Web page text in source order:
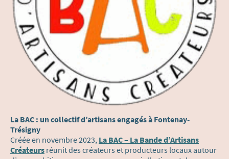
La BAC : un collectif d’artisans engagés à Fontenay-
Trésigny
Créée en novembre 2023, La BAC – La Bande d’Artisans
Créateurs réunit des créateurs et producteurs locaux autour